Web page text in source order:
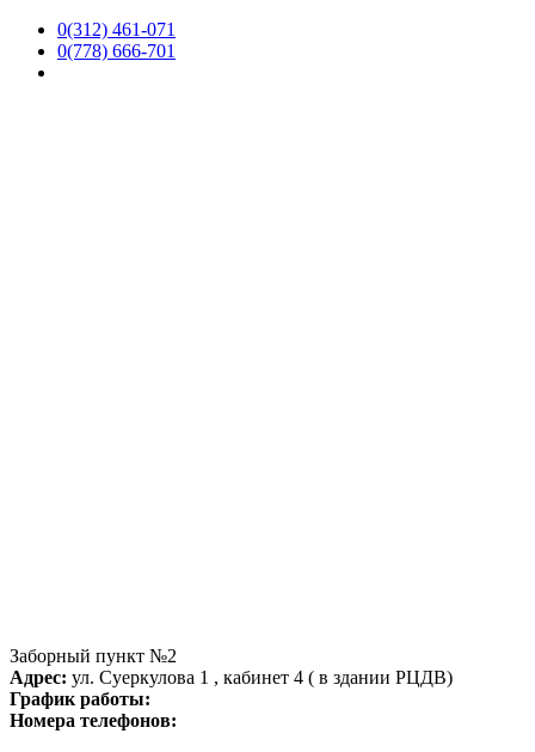
0(312) 461-071
0(778) 666-701
Заборный пункт №2
Адрес: ул. Суеркулова 1 , кабинет 4 ( в здании РЦДВ)
График работы:
Номера телефонов: